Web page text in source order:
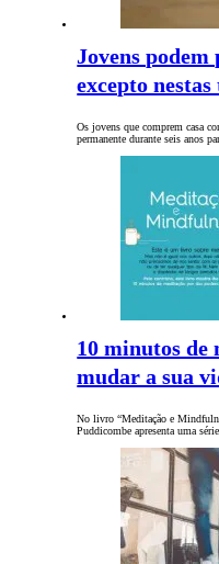
Jovens
excepto
Os jovens que comprem casa
permanente durante seis anos
10 minutos de
mudar a sua
No livro “Meditação e
Puddicombe apresenta uma